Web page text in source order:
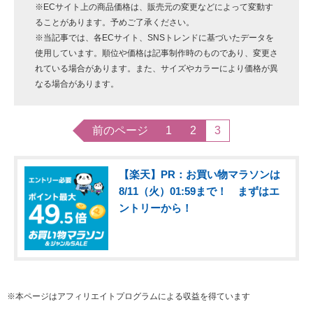
※ECサイト上の商品価格は、販売元の変更などによって変動す
ることがあります。予めご了承ください。
※当記事では、各ECサイト、SNSトレンドに基づいたデータを
使用しています。順位や価格は記事制作時のものであり、変更さ
れている場合があります。また、サイズやカラーにより価格が異
なる場合があります。
前のページ 1 2 3
【楽天】PR：お買い物マラソンは
8/11（火）01:59まで！ まずはエ
ントリーから！
※本ページはアフィリエイトプログラムによる収益を得ています